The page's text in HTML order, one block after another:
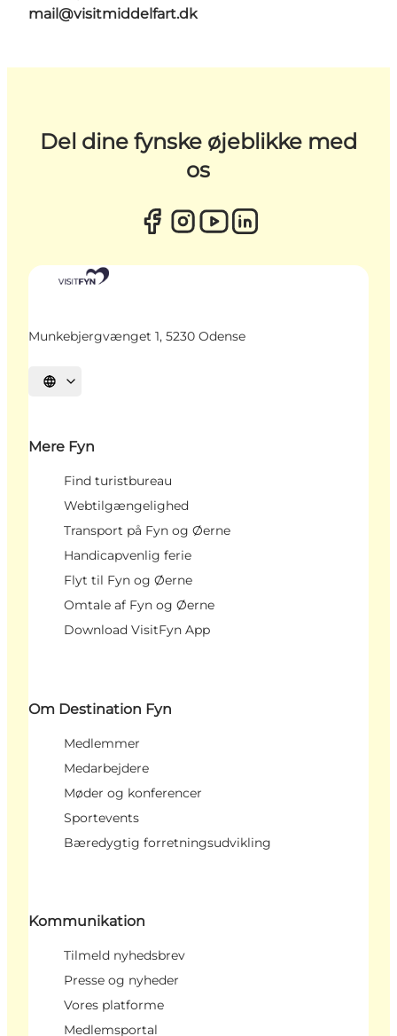
mail@visitmiddelfart.dk
Del dine fynske øjeblikke med
os
Munkebjergvænget 1, 5230 Odense
Vælg sprog
Mere Fyn
Find turistbureau
Webtilgængelighed
Transport på Fyn og Øerne
Handicapvenlig ferie
Flyt til Fyn og Øerne
Omtale af Fyn og Øerne
Download VisitFyn App
Om Destination Fyn
Medlemmer
Medarbejdere
Møder og konferencer
Sportevents
Bæredygtig forretningsudvikling
Kommunikation
Tilmeld nyhedsbrev
Presse og nyheder
Vores platforme
Medlemsportal